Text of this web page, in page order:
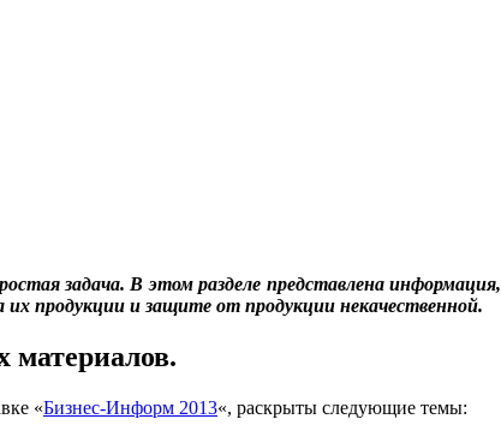
задача. В этом разделе представлена
продукции и защите от продукции некачественной.
материалов.
«Бизнес-Информ 2013«, раскрыты следующие темы: